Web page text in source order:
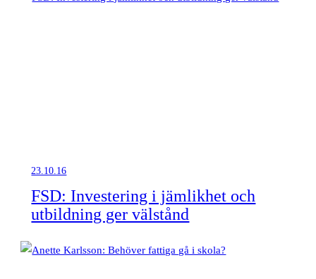
23.10.16
FSD: Investering i jämlikhet och
utbildning ger välstånd